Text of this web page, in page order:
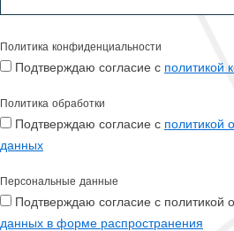
Политика конфиденциальности
Подтверждаю согласие с политикой
Политика обработки
Подтверждаю согласие с политикой
данных
Персональные данные
Подтверждаю согласие с политикой
данных в форме распространения